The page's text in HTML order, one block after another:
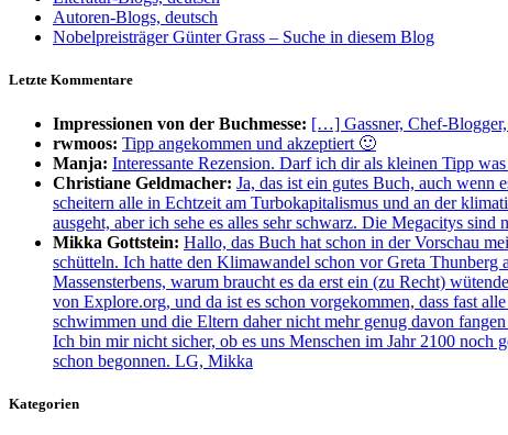
Autoren-Blogs, deutsch
Nobelpreisträger Günter Grass – Suche in diesem Blog
Letzte Kommentare
Impressionen von der Buchmesse: […] Gassner, Chef-
rwmoos: Tipp angekommen und akzeptiert 🙂
Manja: Interessante Rezension. Darf ich dir als kleinen Tipp
Christiane Geldmacher: Ja, das ist ein gutes Buch, auch wenn
scheitern alle in Echtzeit am Turbokapitalismus und an der
ausgeht, aber ich sehe es alles sehr schwarz. Die Megacitys
Mikka Gottstein: Hallo, das Buch hat schon in der Vorschau
schütteln. Ich hatte den Klimawandel schon vor Greta
Massensterbens, warum braucht es da erst ein (zu Recht)
von Explore.org, und da ist es schon vorgekommen, dass fast
schwimmen und die Eltern daher nicht mehr genug davon
Ich bin mir nicht sicher, ob es uns Menschen im Jahr 2100
schon begonnen. LG, Mikka
Kategorien